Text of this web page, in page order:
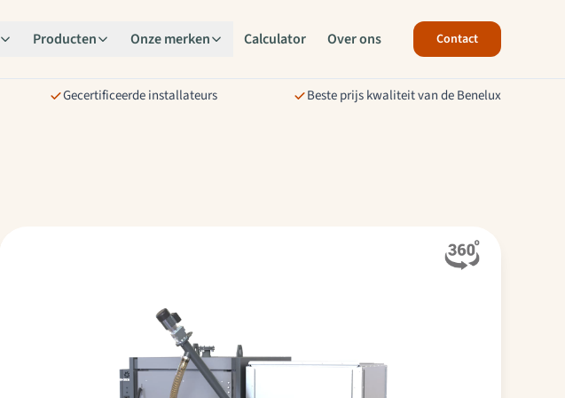
Producten Onze merken Calculator Over ons Contact
Gecertificeerde installateurs Beste prijs kwaliteit van de Benelux